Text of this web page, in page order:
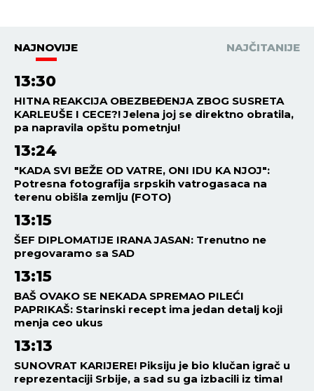
NAJNOVIJE NAJČITANIJE
13:30
HITNA REAKCIJA OBEZBEĐENJA ZBOG SUSRETA
KARLEUŠE I CECE?! Jelena joj se direktno obratila,
pa napravila opštu pometnju!
13:24
"KADA SVI BEŽE OD VATRE, ONI IDU KA NJOJ":
Potresna fotografija srpskih vatrogasaca na
terenu obišla zemlju (FOTO)
13:15
ŠEF DIPLOMATIJE IRANA JASAN: Trenutno ne
pregovaramo sa SAD
13:15
BAŠ OVAKO SE NEKADA SPREMAO PILEĆI
PAPRIKAŠ: Starinski recept ima jedan detalj koji
menja ceo ukus
13:13
SUNOVRAT KARIJERE! Piksiju je bio klučan igrač u
reprezentaciji Srbije, a sad su ga izbacili iz tima!